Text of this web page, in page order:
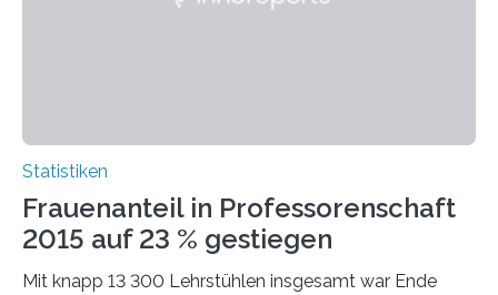
Statistiken
Frauenanteil in Professorenschaft
2015 auf 23 % gestiegen
Mit knapp 13 300 Lehrstühlen insgesamt war Ende